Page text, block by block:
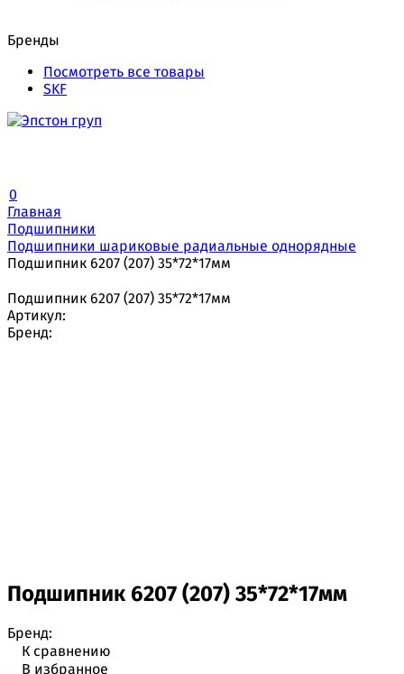
Бренды
Посмотреть все товары
SKF
0
Главная
Подшипники
Подшипники шариковые радиальные однорядные
Подшипник 6207 (207) 35*72*17мм
Подшипник 6207 (207) 35*72*17мм
Артикул:
Бренд:
Подшипник 6207 (207) 35*72*17мм
Бренд:
К сравнению
В избранное